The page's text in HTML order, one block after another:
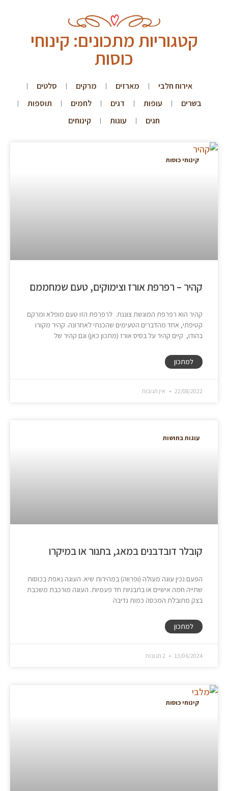
קטגוריות מתכונים: קינוחי
כוסות
אירוח חלבי מארזים מרקים
סלטים
בשרים
עופות דגים לחמים
תוספות
חגים
עוגות קינוחים
קינוחי כוסות
קהיר – רפרפת אורז וצימוקים, טעם שמחממם
קהיר הוא רפרפת המוגשת צוננת. לרפרפת הזו טעם מופלא ומרקם
קטיפתי, אחד מהדברים הטעימים שהכנתי לאחרונה. קהיר מקורו
בהודו, קיים קהיר על בסיס אורז (מתכון כאן) וגם קהיר של
למתכון
22/08/2022 אין תגובות
עוגות בחושות
קובלר דובדבנים במאג, בתנור או במיקרו
הפעם נכין עוגה מעולה (ופרווה) במהירות שיא. העוגה נאפת בכוסות
שתייה חמה אישיים או בתבניות חד פעמיות. העוגה מורכבת משכבת
בצק מתובלת המכסה כמות נדיבה
למתכון
13/06/2024
קינוחי כוסות